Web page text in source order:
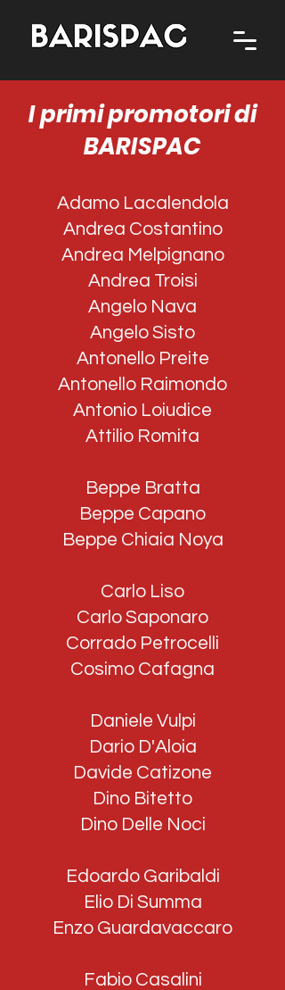
I primi promotori di
BARISPAC
Adamo Lacalendola
Andrea Costantino
Andrea Melpignano
Andrea Troisi
Angelo Nava
Angelo Sisto
Antonello Preite
Antonello Raimondo
Antonio Loiudice
Attilio Romita
Beppe Bratta
Beppe Capano
Beppe Chiaia Noya
Carlo Liso
Carlo Saponaro
Corrado Petrocelli
Cosimo Cafagna
Daniele Vulpi
Dario D'Aloia
Davide Catizone
Dino Bitetto
Dino Delle Noci
Edoardo Garibaldi
Elio Di Summa
Enzo Guardavaccaro
Fabio Casalini